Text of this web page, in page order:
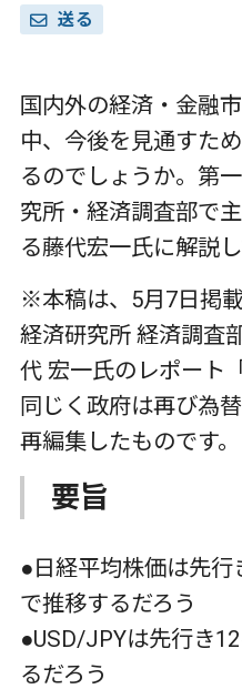
送る
国内外の経済・金融
中、今後を見通すた
るのでしょうか。第
究所・経済調査部で
る藤代宏一氏に解説
※本稿は、5月7日掲
経済研究所 経済調査
代 宏一氏のレポート
同じく政府は再び為
再編集したものです。
要旨
●日経平均株価は先行
で推移するだろう
●USD/JPYは先行き
るだろう